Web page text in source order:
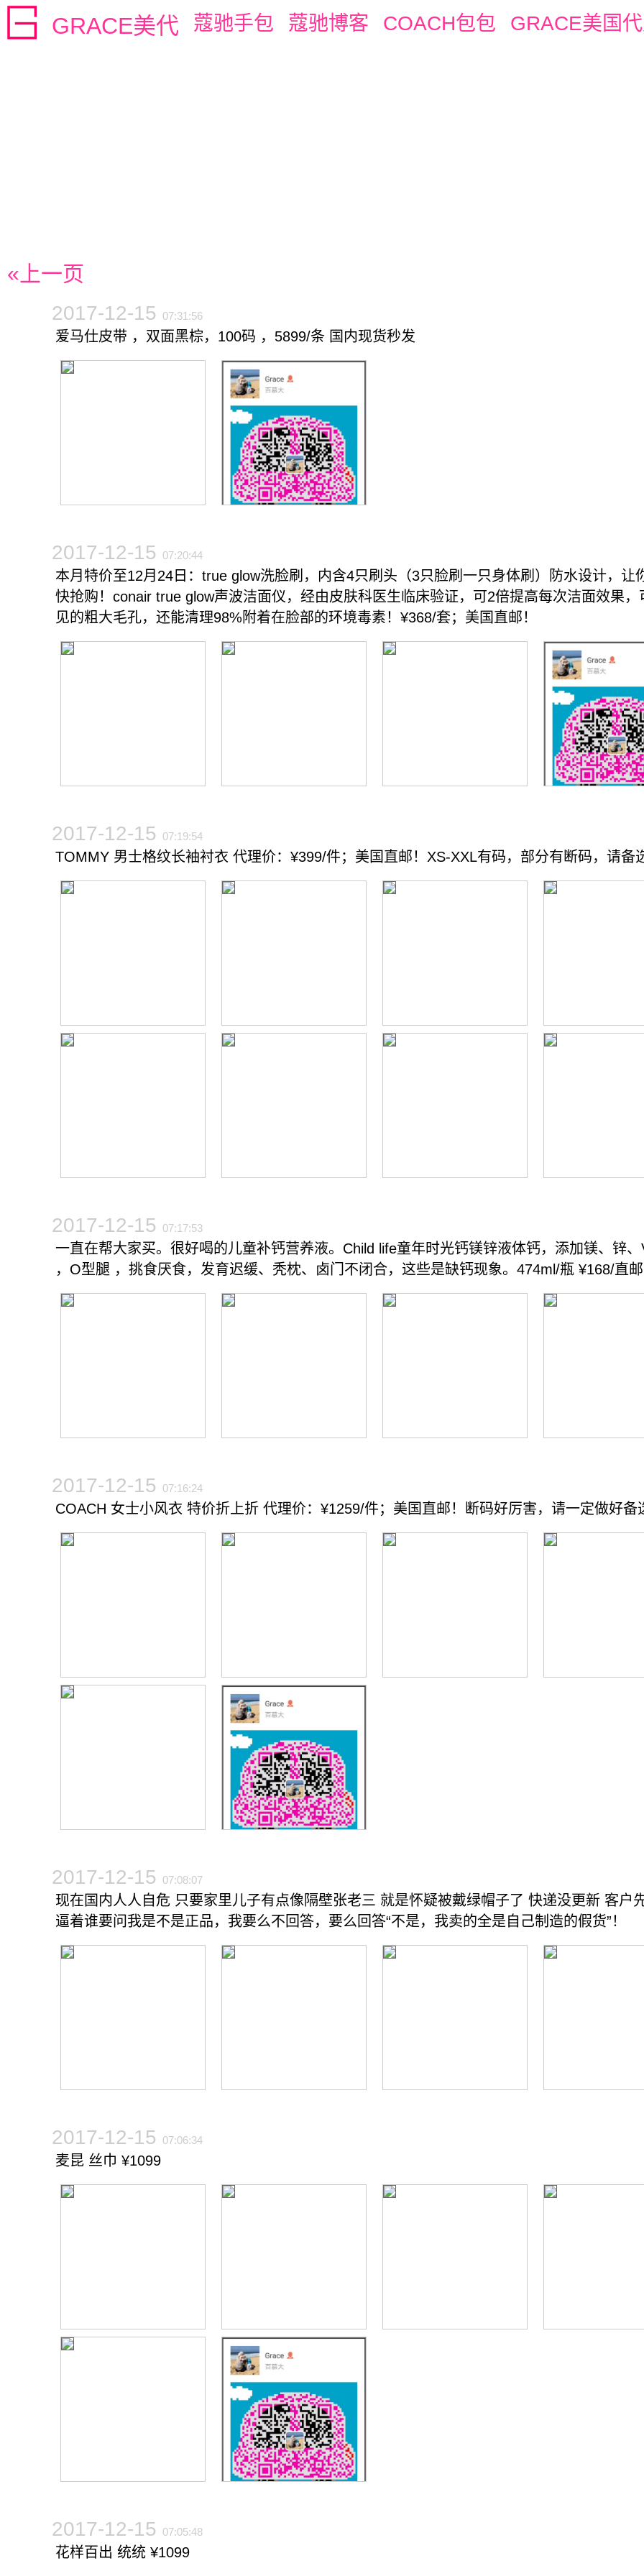
GRACE美代 蔻驰手包 蔻驰博客 COACH包包 GRACE美国
«上一页
2017-12-15 07:31:56
爱马仕皮带 ，双面黑棕，100码 ，5899/条 国内现货秒发
2017-12-15 07:20:44
本月特价至12月24日：true glow洗脸刷，内含4只刷头（3只脸刷一只身体刷）防水设计，
快抢购！conair true glow声波洁面仪，经由皮肤科医生临床验证，可2倍提高每次洁面效果
见的粗大毛孔，还能清理98%附着在脸部的环境毒素！¥368/套；美国直邮！
2017-12-15 07:19:54
TOMMY 男士格纹长袖衬衣 代理价：¥399/件；美国直邮！XS-XXL有码，部分有断码，请备
2017-12-15 07:17:53
一直在帮大家买。很好喝的儿童补钙营养液。Child life童年时光钙镁锌液体钙，添加镁、锌
，O型腿 ，挑食厌食，发育迟缓、秃枕、卤门不闭合，这些是缺钙现象。474ml/瓶 ¥168/直
2017-12-15 07:16:24
COACH 女士小风衣 特价折上折 代理价：¥1259/件；美国直邮！断码好厉害，请一定做好备
2017-12-15 07:08:07
现在国内人人自危 只要家里儿子有点像隔壁张老三 就是怀疑被戴绿帽子了 快递没更新 客户
逼着谁要问我是不是正品，我要么不回答，要么回答“不是，我卖的全是自己制造的假货”！
2017-12-15 07:06:34
麦昆 丝巾 ¥1099
2017-12-15 07:05:48
花样百出 统统 ¥1099